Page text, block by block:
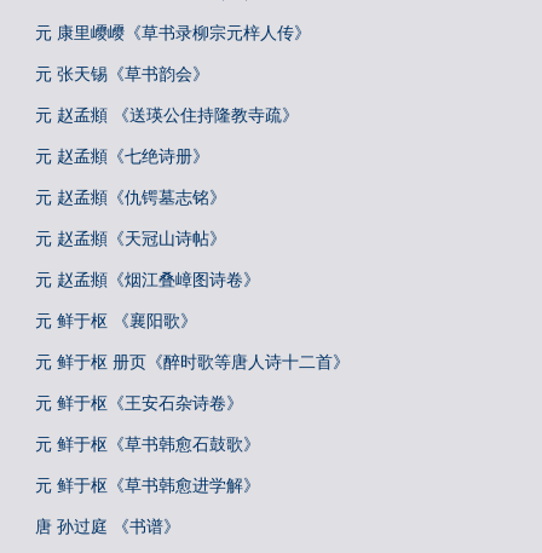
元 康里巎巎《草书录柳宗元梓人传》
元 张天锡《草书韵会》
元 赵孟頫 《送瑛公住持隆教寺疏》
元 赵孟頫《七绝诗册》
元 赵孟頫《仇锷墓志铭》
元 赵孟頫《天冠山诗帖》
元 赵孟頫《烟江叠嶂图诗卷》
元 鲜于枢 《襄阳歌》
元 鲜于枢 册页《醉时歌等唐人诗十二首》
元 鲜于枢《王安石杂诗卷》
元 鲜于枢《草书韩愈石鼓歌》
元 鲜于枢《草书韩愈进学解》
唐 孙过庭 《书谱》